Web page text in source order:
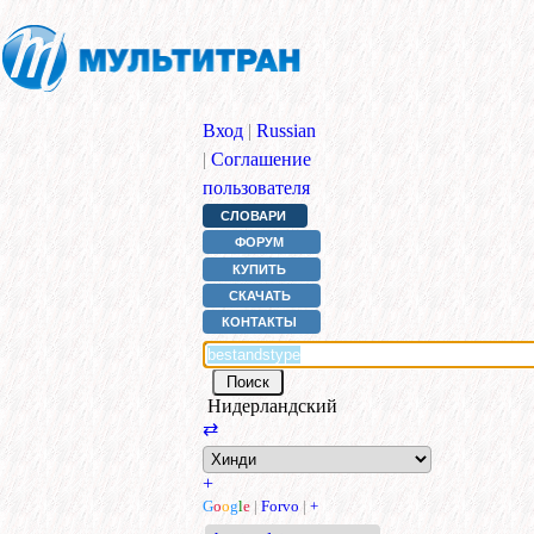
Вход | Russian
| Соглашение
пользователя
СЛОВАРИ
ФОРУМ
КУПИТЬ
СКАЧАТЬ
КОНТАКТЫ
Нидерландский
⇄
+
Google | Forvo | +